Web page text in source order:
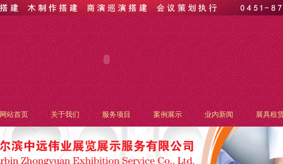
网站首页 关于我们 服务项目 案例展示 业内新闻 展具租